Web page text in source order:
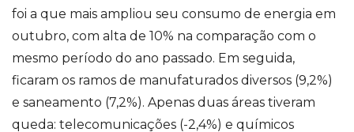
foi a que mais ampliou seu consumo de energia em
outubro, com alta de 10% na comparação com o
mesmo período do ano passado. Em seguida,
ficaram os ramos de manufaturados diversos (9,2%)
e saneamento (7,2%). Apenas duas áreas tiveram
queda: telecomunicações (-2,4%) e químicos